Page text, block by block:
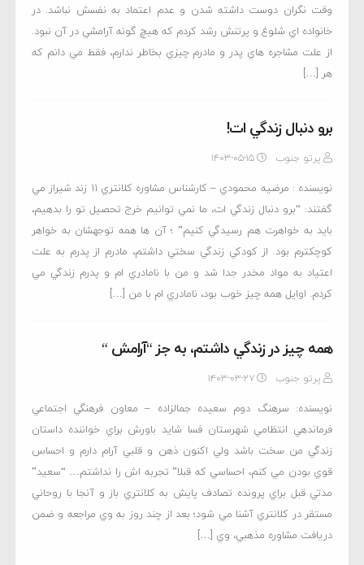
وقت نگران دوست داشته شدن و عدم اعتماد به نفسش نباشد. در
خانواده اي شلوغ و پرتنش رشد کردم که هيچ گونه آرامشي در آن نبود.
از علت مشاجره هاي پدر و مادرم چيزي بخاطر ندارم، فقط مي دانم که
هر […]
برو دنبال زندگي ات!
پرتو جنوب ۱۴۰۳-۰۵-۱۵
نويسنده : مرضيه محمودي – كارشناس مشاوره كلانتري 11 زند شيراز مي
گفتند: “برو دنبال زندگي ات، ما نمي توانيم خرج تحصيل تو را بدهيم،
بايد به خواهرت هم رسيدگي كنيم” ؛ آن ها همه توجهشان به خواهر
كوچكترم بود. از کودکي زندگي سختي داشتم، مادرم از پدرم به علت
اعتياد به مواد مخدر جدا شد و من با نامادري ام و پدرم زندگي مي
کردم. اوايل همه چيز خوب بود، نامادري ام با من […]
همه چيز در زندگي داشتم، به جز “آرامش “
پرتو جنوب ۱۴۰۳-۰۳-۲۷
نويسنده: سرهنگ دوم سعيده جمالزاده – معاون فرهنگي اجتماعي
فرماندهي انتظامي شهرستان فسا شايد باورش براي خواننده داستان
زندگي من سخت باشد ولي اکنون ذهن و قلبي آرام دارم و احساس
قوي بودن مي کنم، احساسي که قبلا” تجربه اش را نداشتم… “سعيد”
مدتي قبل براي پرونده تصادف پايش به کلانتري باز و آنجا با روحاني
مستقر در کلانتري آشنا مي شود؛ بعد از چند روز به وي مراجعه و ضمن
دريافت مشاوره مذهبي، وي […]